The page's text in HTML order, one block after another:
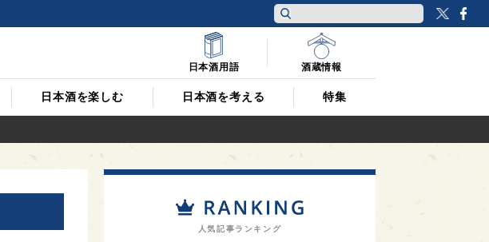
日本酒を楽しむ 日本酒を考える 特集
日本酒用語 酒蔵情報
人気記事ランキング